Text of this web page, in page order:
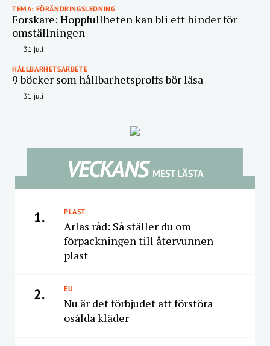
TEMA: FÖRÄNDRINGSLEDNING
Forskare: Hoppfullheten kan bli ett hinder för
omställningen
31 juli
HÅLLBARHETSARBETE
9 böcker som hållbarhetsproffs bör läsa
31 juli
VECKANS MEST LÄSTA
1. PLAST
Arlas råd: Så ställer du om
förpackningen till återvunnen
plast
2. EU
Nu är det förbjudet att förstöra
osålda kläder